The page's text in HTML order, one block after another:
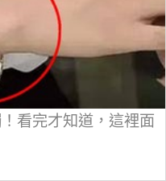
看完才知道，這裡面